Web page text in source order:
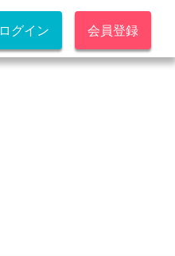
ログイン 会員登録